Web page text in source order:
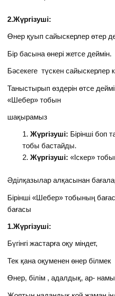
2.Жүргізуші:
Өнер қуып сайыскерлер өтер
Бір басына өнері жетсе деймін.
Бәсекеге түскен сайыскерлер
Таныстырып өздерін өтсе
«Шебер» тобын
шақырамыз
Жүргізуші: Бірінші боп
тобы бастайды.
Жүргізуші: «Іскер»
Әділқазылар алқасынан
Бірінші «Шебер» тобының
бағасы
1.Жүргізуші:
Бүгінгі жастарға оқу міндет,
Тек қана оқуменен өнер білмек
Өнер, білім , адалдық, ар-